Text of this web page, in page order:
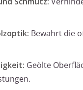
Bewahrt die
Geölte